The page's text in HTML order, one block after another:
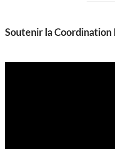
Soutenir la Coordination